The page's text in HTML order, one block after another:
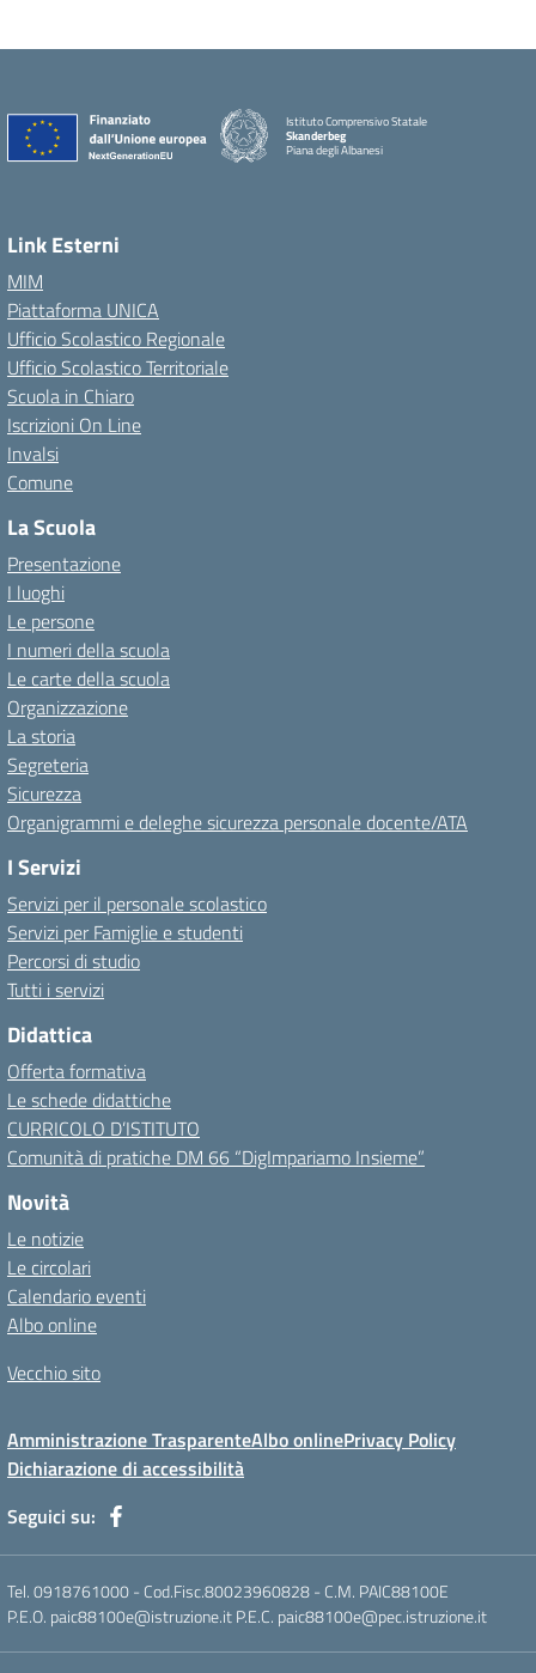
Istituto Comprensivo Statale
Skanderbeg
Piana degli Albanesi
Link Esterni
MIM
Piattaforma UNICA
Ufficio Scolastico Regionale
Ufficio Scolastico Territoriale
Scuola in Chiaro
Iscrizioni On Line
Invalsi
Comune
La Scuola
Presentazione
I luoghi
Le persone
I numeri della scuola
Le carte della scuola
Organizzazione
La storia
Segreteria
Sicurezza
Organigrammi e deleghe sicurezza personale docente/ATA
I Servizi
Servizi per il personale scolastico
Servizi per Famiglie e studenti
Percorsi di studio
Tutti i servizi
Didattica
Offerta formativa
Le schede didattiche
CURRICOLO D’ISTITUTO
Comunità di pratiche DM 66 “DigImpariamo Insieme”
Novità
Le notizie
Le circolari
Calendario eventi
Albo online
Vecchio sito
Amministrazione TrasparenteAlbo onlinePrivacy Policy
Dichiarazione di accessibilità
Seguici su:
Tel. 0918761000 - Cod.Fisc.80023960828 - C.M. PAIC88100E
P.E.O. paic88100e@istruzione.it P.E.C. paic88100e@pec.istruzione.it